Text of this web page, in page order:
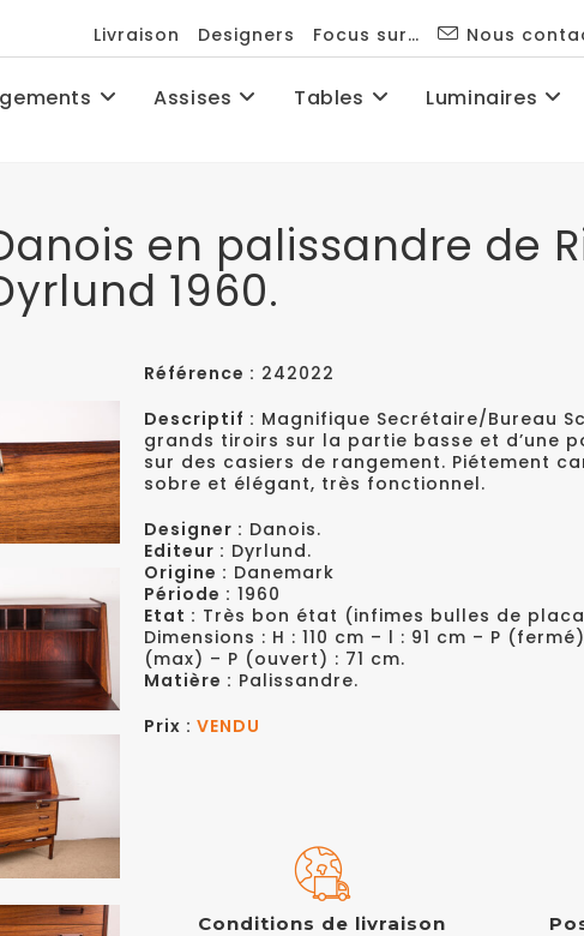
Livraison Designers Focus sur… Nous
Assises Tables Luminaires
en palissandre de
1960.
Référence : 242022
Descriptif : Magnifique Secrétaire/Bureau
grands tiroirs sur la partie basse et d’une
sur des casiers de rangement. Piétement
sobre et élégant, très fonctionnel.
Designer : Danois.
Editeur : Dyrlund.
Origine : Danemark
Période : 1960
Etat : Très bon état (infimes bulles de
Dimensions : H : 110 cm – l : 91 cm – P
(max) – P (ouvert) : 71 cm.
Matière : Palissandre.
Prix : VENDU
Conditions de livraison